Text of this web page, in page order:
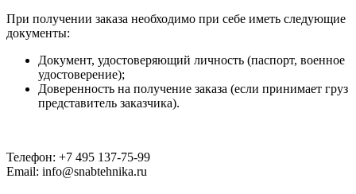
При получении заказа необходимо при себе иметь следующие
документы:
Документ, удостоверяющий личность (паспорт, военное
удостоверение);
Доверенность на получение заказа (если принимает груз
представитель заказчика).
Телефон: +7 495 137-75-99
Email: info@snabtehnika.ru